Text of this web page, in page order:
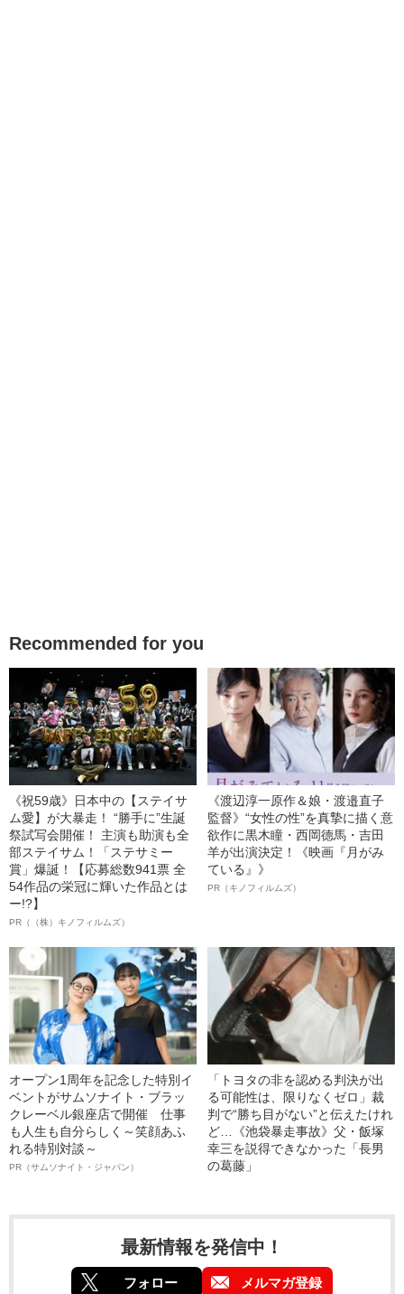
Recommended for you
《祝59歳》日本中の【ステイサ
ム愛】が大暴走！ “勝手に”生誕
祭試写会開催！ 主演も助演も全
部ステイサム！「ステサミー
賞」爆誕！【応募総数941票 全
54作品の栄冠に輝いた作品とは
ー!?】
PR（（株）キノフィルムズ）
《渡辺淳一原作＆娘・渡邉直子
監督》“女性の性”を真摯に描く意
欲作に黒木瞳・西岡德馬・吉田
羊が出演決定！《映画『月がみ
ている』》
PR（キノフィルムズ）
オープン1周年を記念した特別イ
ベントがサムソナイト・ブラッ
クレーベル銀座店で開催 仕事
も人生も自分らしく～笑顔あふ
れる特別対談～
PR（サムソナイト・ジャパン）
「トヨタの非を認める判決が出
る可能性は、限りなくゼロ」裁
判で“勝ち目がない”と伝えたけれ
ど…《池袋暴走事故》父・飯塚
幸三を説得できなかった「長男
の葛藤」
最新情報を発信中！
フォロー メルマガ登録